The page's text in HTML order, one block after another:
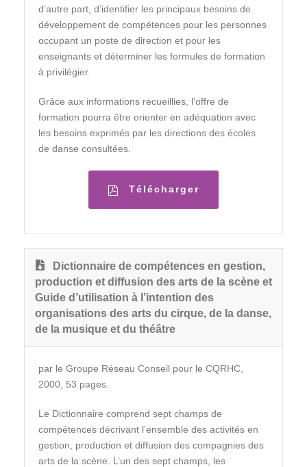
d’autre part, d’identifier les principaux besoins de
développement de compétences pour les personnes
occupant un poste de direction et pour les
enseignants et déterminer les formules de formation
à privilégier.
Grâce aux informations recueillies, l’offre de
formation pourra être orienter en adéquation avec
les besoins exprimés par les directions des écoles
de danse consultées.
Télécharger
Dictionnaire de compétences en gestion,
production et diffusion des arts de la scène et
Guide d’utilisation à l’intention des
organisations des arts du cirque, de la danse,
de la musique et du théâtre
par le Groupe Réseau Conseil pour le CQRHC,
2000, 53 pages.
Le Dictionnaire comprend sept champs de
compétences décrivant l’ensemble des activités en
gestion, production et diffusion des compagnies des
arts de la scène. L’un des sept champs, les